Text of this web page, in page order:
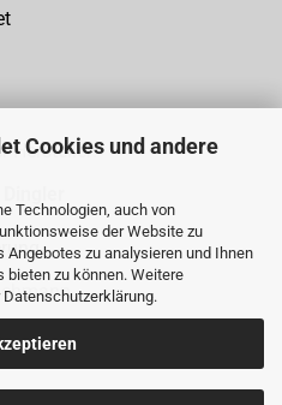
Cookies und andere
Technologien, auch von
der Website zu
zu analysieren und Ihnen
zu können. Weitere
Datenschutzerklärung.
Hersteller: